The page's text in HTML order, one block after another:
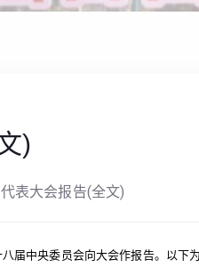
)
表大会报告(全文)
届中央委员会向大会作报告。以下